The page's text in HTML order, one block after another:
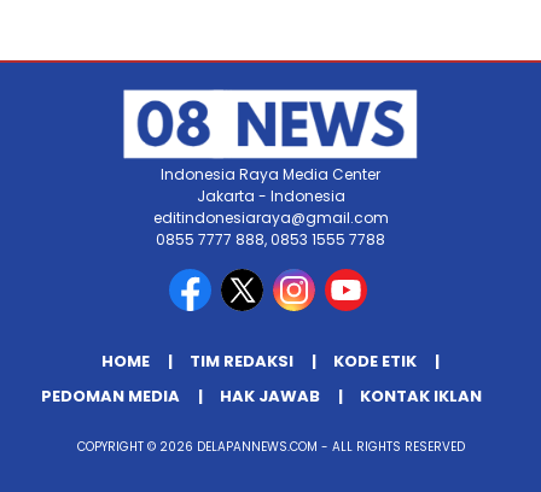
Indonesia Raya Media Center
Jakarta - Indonesia
editindonesiaraya@gmail.com
0855 7777 888, 0853 1555 7788
HOME TIM REDAKSI
KODE ETIK
PEDOMAN MEDIA
HAK JAWAB KONTAK IKLAN
COPYRIGHT © 2026 DELAPANNEWS.COM - ALL RIGHTS RESERVED